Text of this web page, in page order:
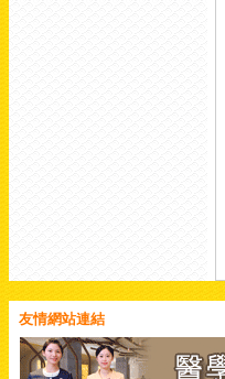
holiday.com/
#choliday #澳門旅遊
三巴牌坊 #大三巴 #世界
友情網站連結